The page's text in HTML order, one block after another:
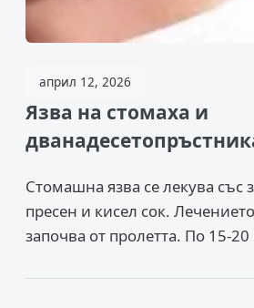
април 12, 2026
Язва на стомаха и
Стомашна язва се лекува със
пресен и кисел сок. Лечението
започва от пролетта. По 15-20